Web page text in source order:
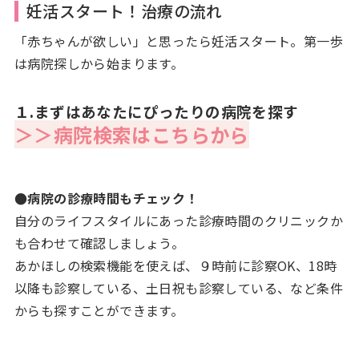
妊活スタート！治療の流れ
「赤ちゃんが欲しい」と思ったら妊活スタート。第一歩
は病院探しから始まります。
１.まずはあなたにぴったりの病院を探す
＞＞病院検索はこちらから
●病院の診療時間もチェック！
自分のライフスタイルにあった診療時間のクリニックか
も合わせて確認しましょう。
あかほしの検索機能を使えば、９時前に診察OK、18時
以降も診察している、土日祝も診察している、など条件
からも探すことができます。